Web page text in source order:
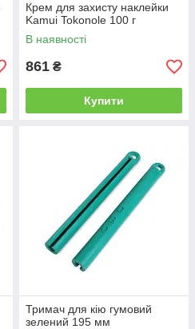
Крем для захисту наклейки
Kamui Tokonole 100 г
В наявності
861 ₴
Купити
Тримач для кію гумовий
зелений 195 мм